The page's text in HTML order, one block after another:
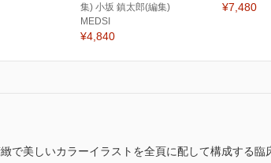
集) 小坂 鎮太郎(編集)
MEDSI
¥4,840
¥7,480
で美しいカラーイラストを全頁に配して構成する